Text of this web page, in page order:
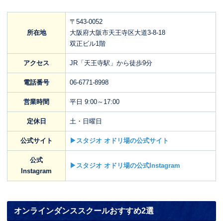
所在地
〒543-0052
大阪府大阪市天王寺区大道3-8-18
双正ビル1階
アクセス JR「天王寺駅」から徒歩9分
電話番号 06-6771-8998
営業時間 平日 9:00～17:00
定休日 土・日曜日
公式サイト ▶スタジオ オドリ場の公式サイト
公式
Instagram
▶スタジオ オドリ場の公式Instagram
オンラインダンススクールおすすめ2選